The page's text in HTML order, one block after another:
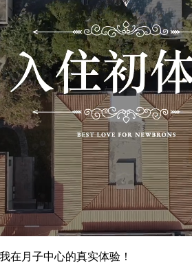
在月子中心的真实体验！